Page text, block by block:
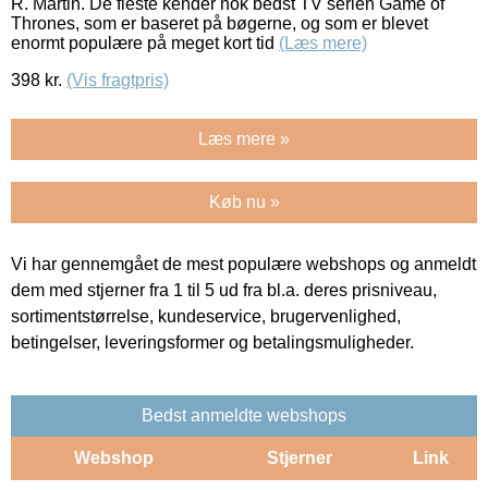
Thrones, som er baseret på bøgerne, og som er blevet
enormt populære på meget kort tid (Læs mere)
398 kr. (Vis fragtpris)
Læs mere »
Køb nu »
Vi har gennemgået de mest populære webshops og anmeldt
dem med stjerner fra 1 til 5 ud fra bl.a. deres prisniveau,
sortimentstørrelse, kundeservice, brugervenlighed,
betingelser, leveringsformer og betalingsmuligheder.
Bedst anmeldte webshops
Webshop Stjerner Link